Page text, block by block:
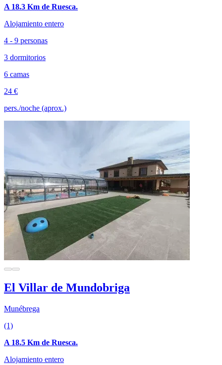
A 18.3 Km de Ruesca.
Alojamiento entero
4 - 9 personas
3 dormitorios
6 camas
24 €
pers./noche (aprox.)
El Villar de Mundobriga
Munébrega
(1)
A 18.5 Km de Ruesca.
Alojamiento entero